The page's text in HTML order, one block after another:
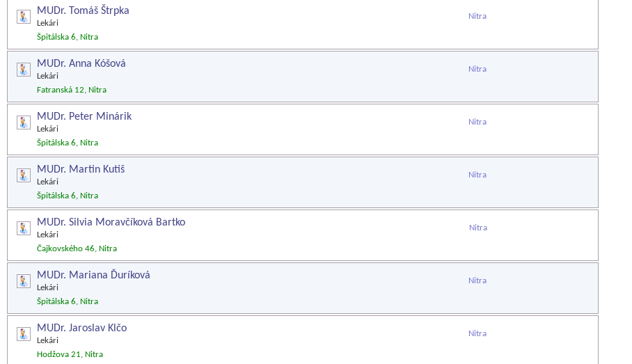
MUDr. Tomáš Štrpka
Lekári
Nitra
Špitálska 6, Nitra
MUDr. Anna Kóšová
Lekári
Nitra
Fatranská 12, Nitra
MUDr. Peter Minárik
Lekári
Nitra
Špitálska 6, Nitra
MUDr. Martin Kutiš
Lekári
Nitra
Špitálska 6, Nitra
MUDr. Silvia Moravčíková Bartko
Lekári
Nitra
Čajkovského 46, Nitra
MUDr. Mariana Ďuríková
Lekári
Nitra
Špitálska 6, Nitra
MUDr. Jaroslav Klčo
Lekári
Nitra
Hodžova 21, Nitra